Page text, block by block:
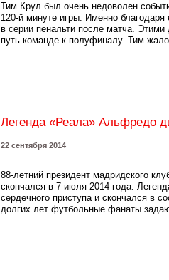
Тим Крул был очень недоволен
120-й минуте игры. Именно
в серии пенальти после матча.
путь команде к полуфиналу. Тим
Легенда «Реала» Альфредо
22 сентября 2014
88-летний президент мадридского
скончался в 7 июля 2014 года.
сердечного приступа и скончался в
долгих лет футбольные фанаты